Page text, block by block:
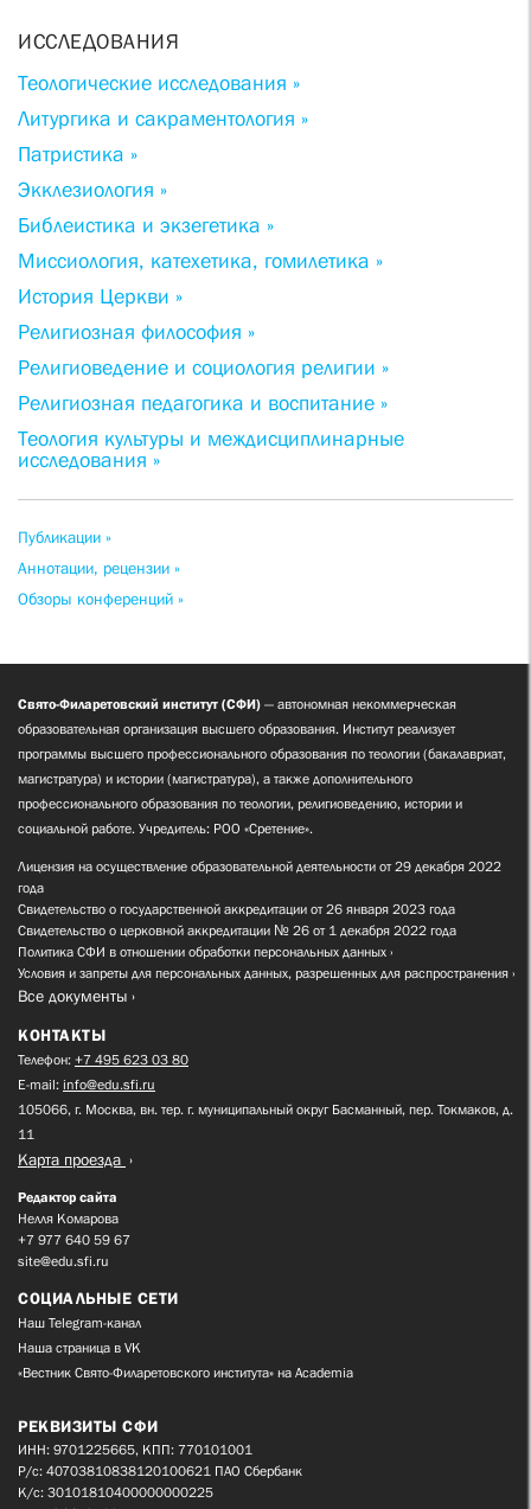
ИССЛЕДОВАНИЯ
Теологические исследования »
Литургика и сакраментология »
Патристика »
Экклезиология »
Библеистика и экзегетика »
Миссиология, катехетика, гомилетика »
История Церкви »
Религиозная философия »
Религиоведение и социология религии »
Религиозная педагогика и воспитание »
Теология культуры и междисциплинарные
исследования »
Публикации »
Аннотации, рецензии »
Обзоры конференций »
Свято-Филаретовский институт (СФИ) — автономная некоммерческая
образовательная организация высшего образования. Институт реализует
программы высшего профессионального образования по теологии (бакалавриат,
магистратура) и истории (магистратура), а также дополнительного
профессионального образования по теологии, религиоведению, истории и
социальной работе. Учредитель: РОО «Сретение».
Лицензия на осуществление образовательной деятельности от 29 декабря 2022
года
Свидетельство о государственной аккредитации от 26 января 2023 года
Свидетельство о церковной аккредитации № 26 от 1 декабря 2022 года
Политика СФИ в отношении обработки персональных данных
Условия и запреты для персональных данных, разрешенных для распространения
Все документы
КОНТАКТЫ
Телефон: +7 495 623 03 80
E-mail: info@edu.sfi.ru
105066, г. Москва, вн. тер. г. муниципальный округ Басманный, пер. Токмаков, д.
11
Карта проезда
Редактор сайта
Нелля Комарова
+7 977 640 59 67
site@edu.sfi.ru
СОЦИАЛЬНЫЕ СЕТИ
Наш Telegram-канал
Наша страница в VK
«Вестник Свято-Филаретовского института» на Academia
РЕКВИЗИТЫ СФИ
ИНН: 9701225665, КПП: 770101001
Р/с: 40703810838120100621 ПАО Сбербанк
К/с: 30101810400000000225